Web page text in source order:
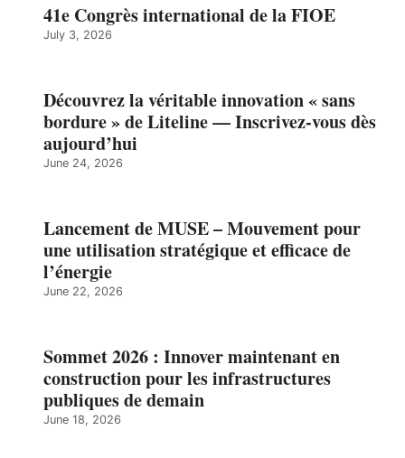
41e Congrès international de la FIOE
July 3, 2026
Découvrez la véritable innovation « sans
bordure » de Liteline — Inscrivez-vous dès
aujourd’hui
June 24, 2026
Lancement de MUSE – Mouvement pour
une utilisation stratégique et efficace de
l’énergie
June 22, 2026
Sommet 2026 : Innover maintenant en
construction pour les infrastructures
publiques de demain
June 18, 2026